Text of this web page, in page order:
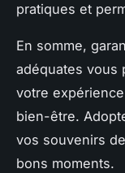
pratiques et
En somme,
adéquates vous
votre
bien-être.
vos souvenirs
bons moments.